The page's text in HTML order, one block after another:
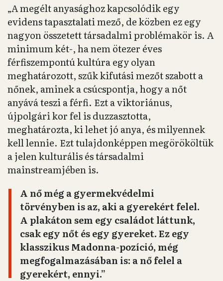
„A megélt anyasághoz kapcsolódik egy
evidens tapasztalati mező, de közben ez egy
nagyon összetett társadalmi problémakör is. A
minimum két-, ha nem ötezer éves
férfiszempontú kultúra egy olyan
meghatározott, szűk kifutási mezőt szabott a
nőnek, aminek a csúcspontja, hogy a nőt
anyává teszi a férfi. Ezt a viktoriánus,
újpolgári kor fel is duzzasztotta,
meghatározta, ki lehet jó anya, és milyennek
kell lennie. Ezt tulajdonképpen megörököltük
a jelen kulturális és társadalmi
mainstreamjében is.
A nő még a gyermekvédelmi
törvényben is az, aki a gyerekért felel.
A plakáton sem egy családot láttunk,
csak egy nőt és egy gyereket. Ez egy
klasszikus Madonna-pozíció, még
megfogalmazásában is: a nő felel a
gyerekért, ennyi.”